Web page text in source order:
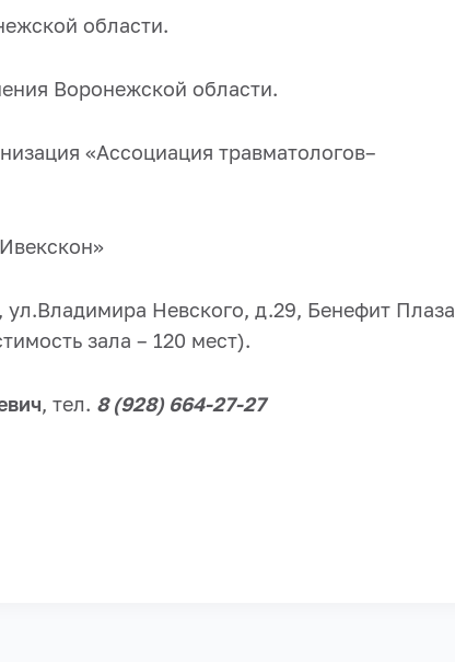
области.
Воронежской области.
«Ассоциация травматологов–
Невского, д.29, Бенефит Плаза
зала – 120 мест).
, тел. 8 (928) 664-27-27